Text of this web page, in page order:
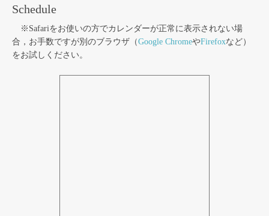
Schedule
※Safariをお使いの方でカレンダーが正常に表示されない場
合，お手数ですが別のブラウザ（Google ChromeやFirefoxなど）
をお試しください。